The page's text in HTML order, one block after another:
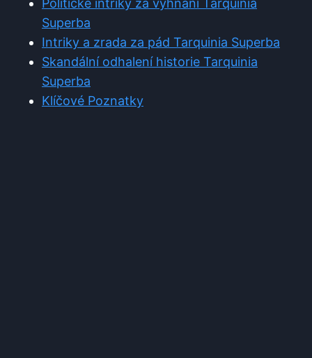
Politické intriky za vyhnání Tarquinia
Superba
Intriky a zrada za pád Tarquinia Superba
Skandální odhalení historie Tarquinia
Superba
Klíčové Poznatky